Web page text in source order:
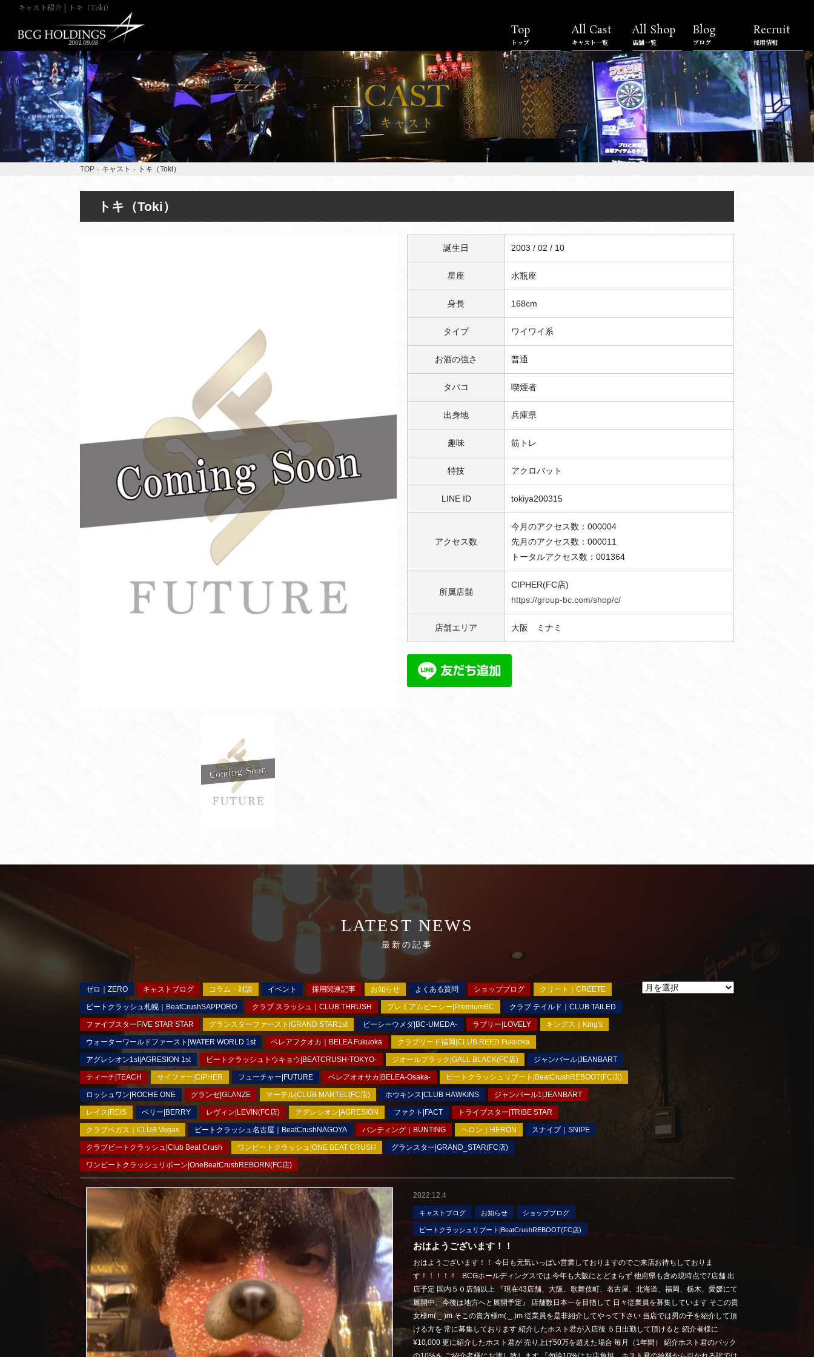
キャスト紹介 | トキ（Toki）
Top
トップ
All Cast
キャスト一覧
All Shop
店舗一覧
Blog
ブログ
Recruit
採用情報
TOP キャスト トキ（Toki）
トキ（Toki）
誕生日 2003 / 02 / 10
星座 水瓶座
身長 168cm
タイプ ワイワイ系
お酒の強さ 普通
タバコ 喫煙者
出身地 兵庫県
趣味 筋トレ
特技 アクロバット
LINE ID tokiya200315
アクセス数
今月のアクセス数：000004
先月のアクセス数：000011
トータルアクセス数：001364
所属店舗
CIPHER(FC店)
https://group-bc.com/shop/c/
店舗エリア 大阪 ミナミ
LATEST NEWS
最新の記事
ゼロ｜ZERO キャストブログ コラム・対談 イベント 採用関連記事 お知らせ よくある質問 ショップブログ クリート｜CREETE
ビートクラッシュ札幌｜BeatCrushSAPPORO クラブ スラッシュ｜CLUB THRUSH プレミアムビーシー|PremiumBC クラブ テイルド｜CLUB TAILED
ファイブスターFIVE STAR STAR グランスターファースト|GRAND STAR1st ビーシーウメダ|BC-UMEDA- ラブリー|LOVELY キングス｜King's
ウォーターワールドファースト|WATER WORLD 1st ベレアフクオカ｜BELEA Fukuoka クラブリード福岡|CLUB REED Fukuoka
アグレシオン1st|AGRESION 1st ビートクラッシュトウキョウ|BEATCRUSH-TOKYO- ジオールブラック|GALL BLACK(FC店) ジャンバール|JEANBART
ティーチ|TEACH サイファー|CIPHER フューチャー|FUTURE ベレアオオサカ|BELEA-Osaka- ビートクラッシュリブート|BeatCrushREBOOT(FC店)
ロッシュワン|ROCHE ONE グランゼ|GLANZE マーテル|CLUB MARTEL(FC店) ホウキンス|CLUB HAWKINS ジャンバール1|JEANBART
レイス|REIS ベリー|BERRY レヴィン|LEVIN(FC店) アグレシオン|AGRESION ファクト|FACT トライブスター|TRIBE STAR
クラブベガス｜CLUB Vegas ビートクラッシュ名古屋｜BeatCrushNAGOYA バンティング｜BUNTING ヘロン｜HERON スナイプ｜SNIPE
クラブビートクラッシュ|Club Beat Crush ワンビートクラッシュ|ONE BEAT CRUSH グランスター|GRAND_STAR(FC店)
ワンビートクラッシュリボーン|OneBeatCrushREBORN(FC店)
2022.12.4
キャストブログ お知らせ ショップブログ
ビートクラッシュリブート|BeatCrushREBOOT(FC店)
おはようございます！！
おはようございます！！ 今日も元気いっぱい営業しておりますのでご来店お待ちしておりま
す！！！！！ BCGホールディングスでは 今年も大阪にとどまらず 他府県も含め現時点で7店舗 出
店予定 国内５０店舗以上 『現在43店舗、大阪、歌舞伎町、名古屋、北海道、福岡、栃木、愛媛にて
展開中、今後は地方へと展開予定』 店舗数日本一を目指して 日々従業員を募集しています そこの貴
女様m(._.)m そこの貴方様m(._.)m 従業員を是非紹介してやって下さい 当店では男の子を紹介して頂
ける方を 常に募集しております 紹介したホスト君が入店後 ５日出勤して頂けると 紹介者様に
¥10,000 更に紹介したホスト君が 売り上げ50万を超えた場合 毎月（1年間） 紹介ホスト君のバック